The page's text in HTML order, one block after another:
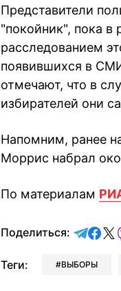
Представители
"покойник", пока в
расследованием
появившихся в
отмечают, что в
избирателей они
Напомним, ранее
Моррис набрал
По материалам
Поделиться:
Теги: ВЫБОРЫ